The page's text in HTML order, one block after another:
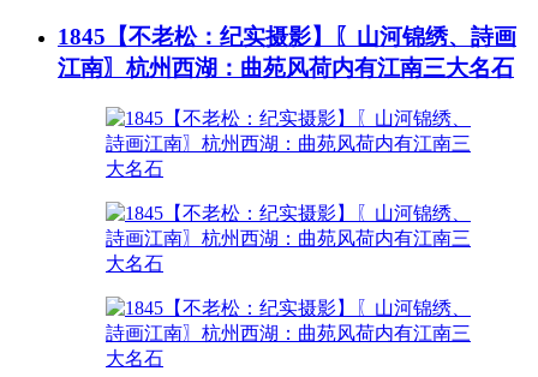
1845【不老松：纪实摄影】〖山河锦绣、詩画
江南〗杭州西湖：曲苑风荷内有江南三大名石